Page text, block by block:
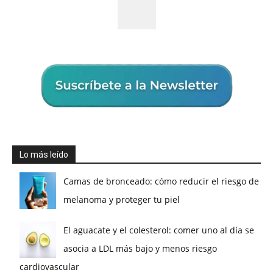
Lo más leído
Camas de bronceado: cómo reducir el riesgo de
melanoma y proteger tu piel
El aguacate y el colesterol: comer uno al día se
asocia a LDL más bajo y menos riesgo
cardiovascular